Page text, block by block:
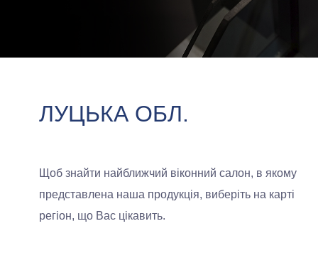
ЛУЦЬКА ОБЛ.
Щоб знайти найближчий віконний салон, в якому
представлена наша продукція, виберіть на карті
регіон, що Вас цікавить.